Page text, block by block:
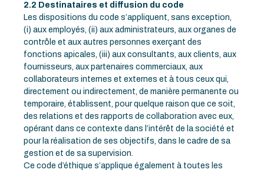
2.2 Destinataires et diffusion du code
Les dispositions du code s’appliquent, sans exception,
(i) aux employés, (ii) aux administrateurs, aux organes de
contrôle et aux autres personnes exerçant des
fonctions apicales, (iii) aux consultants, aux clients, aux
fournisseurs, aux partenaires commerciaux, aux
collaborateurs internes et externes et à tous ceux qui,
directement ou indirectement, de manière permanente ou
temporaire, établissent, pour quelque raison que ce soit,
des relations et des rapports de collaboration avec eux,
opérant dans ce contexte dans l’intérêt de la société et
pour la réalisation de ses objectifs, dans le cadre de sa
gestion et de sa supervision.
Ce code d’éthique s’applique également à toutes les